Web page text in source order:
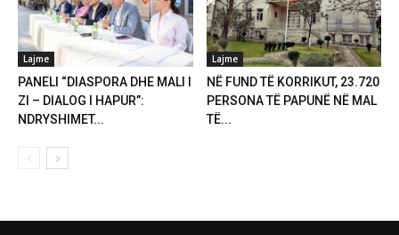
Lajme
PANELI “DIASPORA DHE MALI I
ZI – DIALOG I HAPUR”:
NDRYSHIMET...
Lajme
NË FUND TË KORRIKUT, 23.720
PERSONA TË PAPUNË NË MAL
TË...